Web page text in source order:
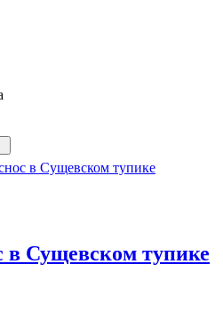
в Сущевском тупике
в Сущевском тупике